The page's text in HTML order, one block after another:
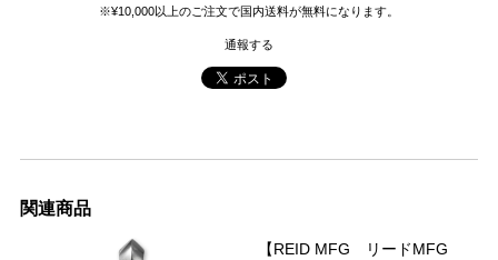
※¥10,000以上のご注文で国内送料が無料になります。
通報する
関連商品
【REID MFG リードMFG